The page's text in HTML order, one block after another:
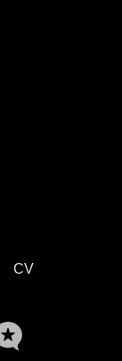
CV